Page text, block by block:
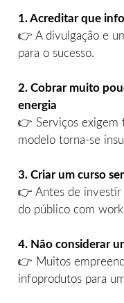
1. Acreditar que
👉 A divulgação e
para o sucesso.
2. Cobrar muito
energia
👉 Serviços exigem
modelo torna-se
3. Criar um curso
👉 Antes de investir
do público com
4. Não considerar
👉 Muitos
infoprodutos para